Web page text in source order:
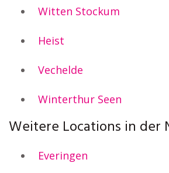
Witten Stockum
Heist
Vechelde
Winterthur Seen
Weitere Locations in der
Everingen